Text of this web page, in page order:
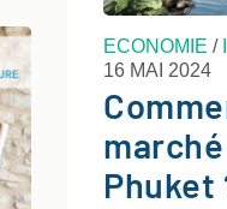
ECONOMIE /
16 MAI 2024
Phuket